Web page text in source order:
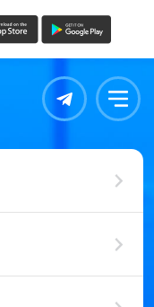
Контакты Меню